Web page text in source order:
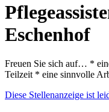
Eschenhof
Freuen Sie sich auf… *
Teilzeit * eine sinnvolle
Diese Stellenanzeige ist